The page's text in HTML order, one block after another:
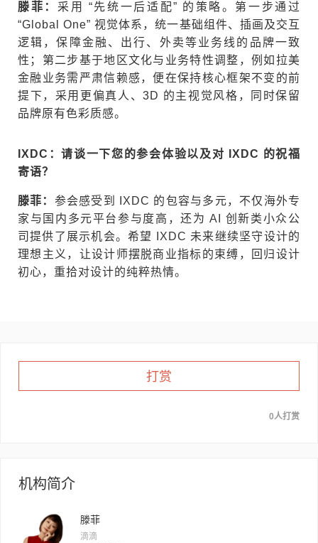
滕菲 ： 采用 “先统一后适配” 的策略。第一步通过
“Global One” 视觉体系，统一基础组件、插画及交互
逻辑，保障金融、出行、外卖等业务线的品牌一致
性；第二步基于地区文化与业务特性调整，例如拉美
金融业务需严肃信赖感，便在保持核心框架不变的前
提下，采用更偏真人、3D 的主视觉风格，同时保留
品牌原有色彩质感。
IXDC：请谈一下您的参会体验以及对 IXDC 的祝福
寄语？
滕菲 ： 参会感受到 IXDC 的包容与多元，不仅海外专
家与国内多元平台参与度高，还为 AI 创新类小众公
司提供了展示机会。希望 IXDC 未来继续坚守设计的
理想主义，让设计师摆脱商业指标的束缚，回归设计
初心，重拾对设计的纯粹热情。
打赏
0人打赏
机构简介
滕菲
滴滴